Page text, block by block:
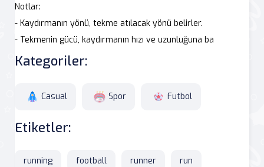
Notlar:
- Kaydırmanın yönü, tekme atılacak yönü belirler.
- Tekmenin gücü, kaydırmanın hızı ve uzunluğuna ba
Kategoriler:
Casual Spor Futbol
Etiketler:
running football runner run